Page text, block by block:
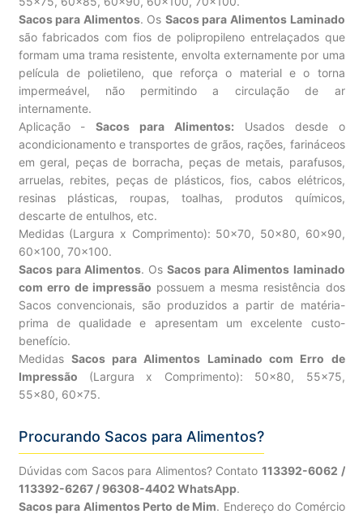
Sacos para Alimentos. Os Sacos para Alimentos Laminado
são fabricados com fios de polipropileno entrelaçados que
formam uma trama resistente, envolta externamente por uma
película de polietileno, que reforça o material e o torna
impermeável, não permitindo a circulação de ar
internamente.
Aplicação -Sacos para Alimentos: Usados desde o
acondicionamento e transportes de grãos, rações, farináceos
em geral, peças de borracha, peças de metais, parafusos,
arruelas, rebites, peças de plásticos, fios, cabos elétricos,
resinas plásticas, roupas, toalhas, produtos químicos,
descarte de entulhos, etc.
Medidas (Largura x Comprimento): 50×70, 50×80, 60×90,
60×100, 70×100.
Sacos para Alimentos. OsSacos para Alimentos laminado
com erro de impressão possuem a mesma resistência dos
Sacos convencionais, são produzidos a partir de matéria-
prima de qualidade e apresentam um excelente custo-
benefício.
Medidas Sacos para Alimentos Laminado com Erro de
Impressão (Largura x Comprimento): 50×80, 55×75,
55×80, 60×75.
Procurando Sacos para Alimentos?
Dúvidas com Sacos para Alimentos? Contato 113392-6062 /
113392-6267 / 96308-4402 WhatsApp.
Sacos para Alimentos Perto de Mim. Endereço do Comércio